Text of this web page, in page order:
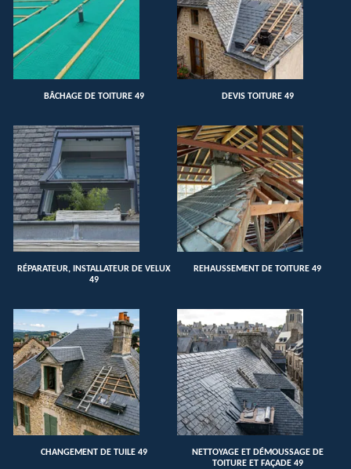
BÂCHAGE DE TOITURE 49 DEVIS TOITURE 49
RÉPARATEUR, INSTALLATEUR DE VELUX
49
REHAUSSEMENT DE TOITURE 49
CHANGEMENT DE TUILE 49
NETTOYAGE ET DÉMOUSSAGE DE
TOITURE ET FAÇADE 49